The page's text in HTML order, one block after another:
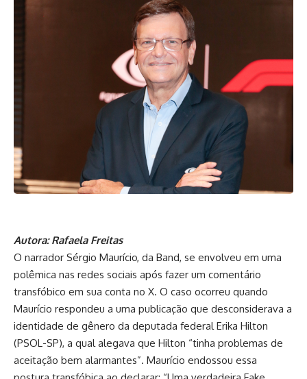
Autora: Rafaela Freitas
O narrador Sérgio Maurício, da Band, se envolveu em uma
polêmica nas redes sociais após fazer um comentário
transfóbico em sua conta no X. O caso ocorreu quando
Maurício respondeu a uma publicação que desconsiderava a
identidade de gênero da deputada federal Erika Hilton
(PSOL-SP), a qual alegava que Hilton “tinha problemas de
aceitação bem alarmantes”. Maurício endossou essa